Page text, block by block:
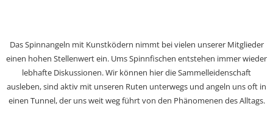
Das Spinnangeln mit Kunstködern nimmt bei vielen unserer Mitglieder
einen hohen Stellenwert ein. Ums Spinnfischen entstehen immer wieder
lebhafte Diskussionen. Wir können hier die Sammelleidenschaft
ausleben, sind aktiv mit unseren Ruten unterwegs und angeln uns oft in
einen Tunnel, der uns weit weg führt von den Phänomenen des Alltags.